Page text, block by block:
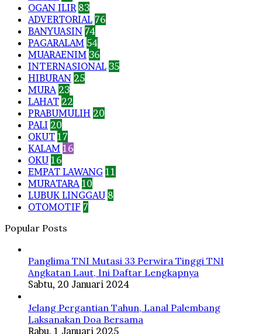
OGAN ILIR 83
ADVERTORIAL 76
BANYUASIN 74
PAGARALAM 54
MUARAENIM 36
INTERNASIONAL 35
HIBURAN 25
MURA 23
LAHAT 22
PRABUMULIH 20
PALI 20
OKUT 17
KALAM 16
OKU 16
EMPAT LAWANG 11
MURATARA 10
LUBUK LINGGAU 8
OTOMOTIF 7
Popular Posts
Panglima TNI Mutasi 33 Perwira Tinggi TNI
Angkatan Laut, Ini Daftar Lengkapnya
Sabtu, 20 Januari 2024
Jelang Pergantian Tahun, Lanal Palembang
Laksanakan Doa Bersama
Rabu, 1 Januari 2025